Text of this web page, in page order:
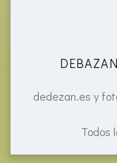
dedezan.es y
Todos